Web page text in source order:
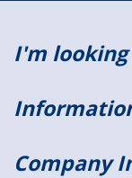
I'm
Company